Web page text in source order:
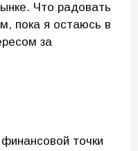
Что радовать
пока я остаюсь в
за
точки